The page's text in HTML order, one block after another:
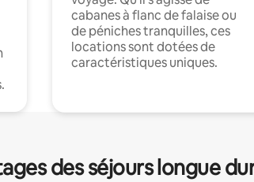
cabanes à flanc de falaise ou
de péniches tranquilles, ces
locations sont dotées de
caractéristiques uniques.
des séjours longue